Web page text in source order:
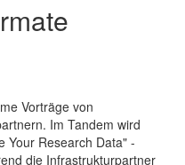
Vorträge von
Im Tandem wird
Your Research Data" -
die Infrastrukturpartner